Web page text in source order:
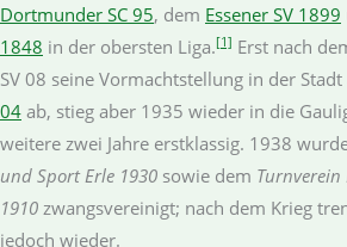
Dortmunder SC 95, dem Essener SV 1899
1848 in der obersten Liga.[1] Erst nach
SV 08 seine Vormachtstellung in der Stadt
04 ab, stieg aber 1935 wieder in die
weitere zwei Jahre erstklassig. 1938
und Sport Erle 1930 sowie dem Turnverein
1910 zwangsvereinigt; nach dem Krieg
jedoch wieder.